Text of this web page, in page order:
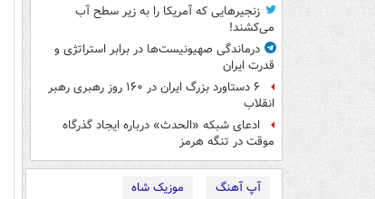
زنجیرهایی که آمریکا را به زیر سطح آب
می‌کشند!
درماندگی صهیونیست‌ها در برابر استراتژی و
قدرت ایران
۶ دستاورد بزرگ ایران در ۱۶۰ روز رهبری رهبر
انقلاب
ادعای شبکه «الحدث» درباره ایجاد گذرگاه
موقت در تنگه هرمز
آپ آهنگ
موزیک شاه